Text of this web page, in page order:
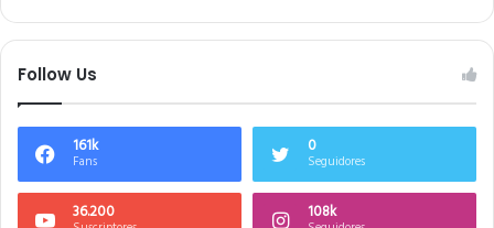
Follow Us
161k
Fans
0
Seguidores
36.200 108k